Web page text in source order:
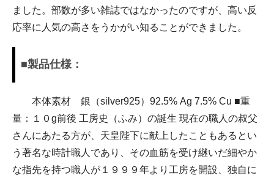
ました。部数が多い雑誌ではなかったのですが、高い反
応率に人気の高さをうかがい知ることができました。
■製品仕様：
本体素材 銀（silver925）92.5% Ag 7.5% Cu ■重
量：１０g前後 工房史（ふみ）の誕生 現在の職人の叔父
さんにあたる方が、天皇陛下に献上したこともあるとい
う著名な時計職人であり、その血筋を受け継いだ細やか
な指先を持つ職人が１９９９年より工房を開設、独自に